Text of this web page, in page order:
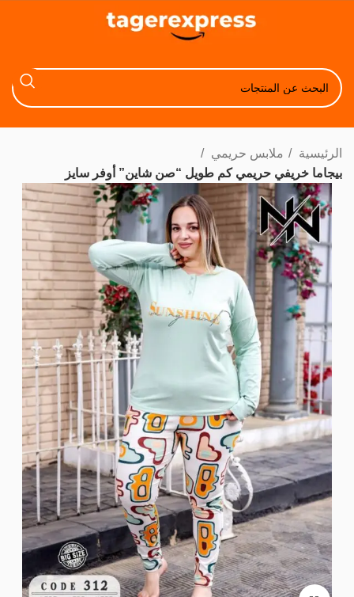
الرئيسية
ملابس حريمي
بيجاما خريفي حريمي كم طويل “صن شاين” أوفر سايز